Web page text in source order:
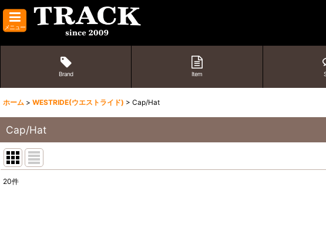
メニュー
Brand Item
ホーム > WESTRIDE(ウエストライド) > Cap/Hat
Cap/Hat
20件